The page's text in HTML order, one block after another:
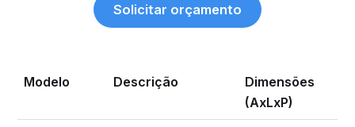
Solicitar orçamento
Modelo Descrição
Dimensões
(AxLxP)